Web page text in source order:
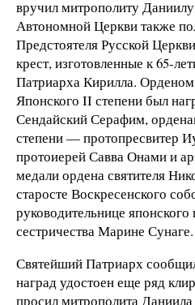
вручил митрополиту
Автономной Церкви также
Предстоятеля Русской
крест, изготовленные к 65-
Патриарха Кирилла. Орденом
Японского II степени был
Сендайский Серафим,
степени — протопресвитер
протоиерей Савва Онами и
медали ордена святителя
старосте Воскресенского
руководительнице японского
сестричества Марине Сунаге.
Святейший Патриарх
наград удостоен еще ряд
просил митрополита